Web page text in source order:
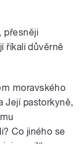
přesněji
říkali důvěrně
moravského
Její pastorkyně,
Co jiného se